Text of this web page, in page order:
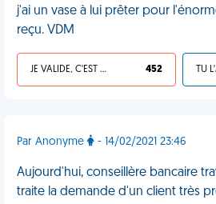
j'ai un vase à lui prêter pour
reçu. VDM
JE VALIDE, C'EST UNE VDM 452
Par Anonyme - 14/02/2021 23:46
Aujourd'hui, conseillère bancaire
traite la demande d'un client très